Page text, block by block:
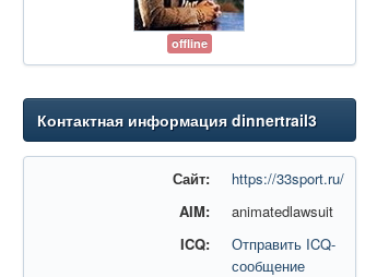
offline
Контактная информация dinnertrail3
Сайт:
https://33sport.ru/
AIM:
animatedlawsuit
ICQ:
Отправить ICQ-
сообщение